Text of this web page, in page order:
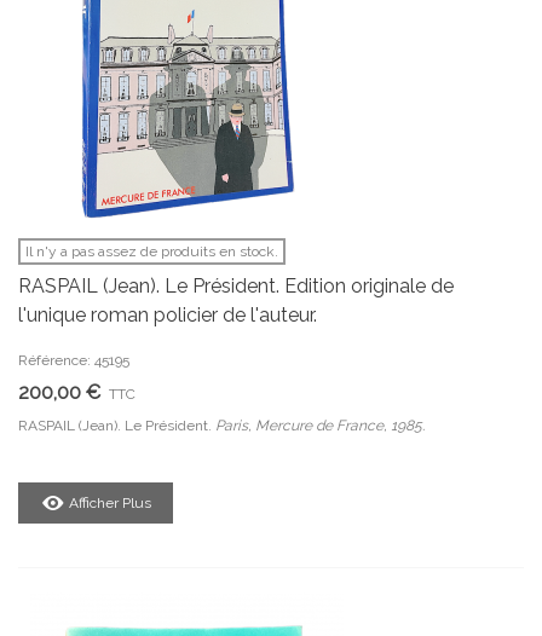
Il n'y a pas assez de produits en stock.
RASPAIL (Jean). Le Président. Edition originale de
l'unique roman policier de l'auteur.
Référence: 45195
200,00 € TTC
RASPAIL (Jean). Le Président. Paris, Mercure de France, 1985.
Afficher Plus